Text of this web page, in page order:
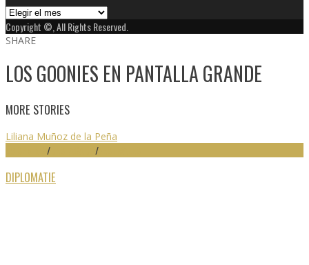
Archivos
Copyright ©, All Rights Reserved.
SHARE
LOS GOONIES EN PANTALLA GRANDE
MORE STORIES
Liliana Muñoz de la Peña
/ /
DIPLOMATIE